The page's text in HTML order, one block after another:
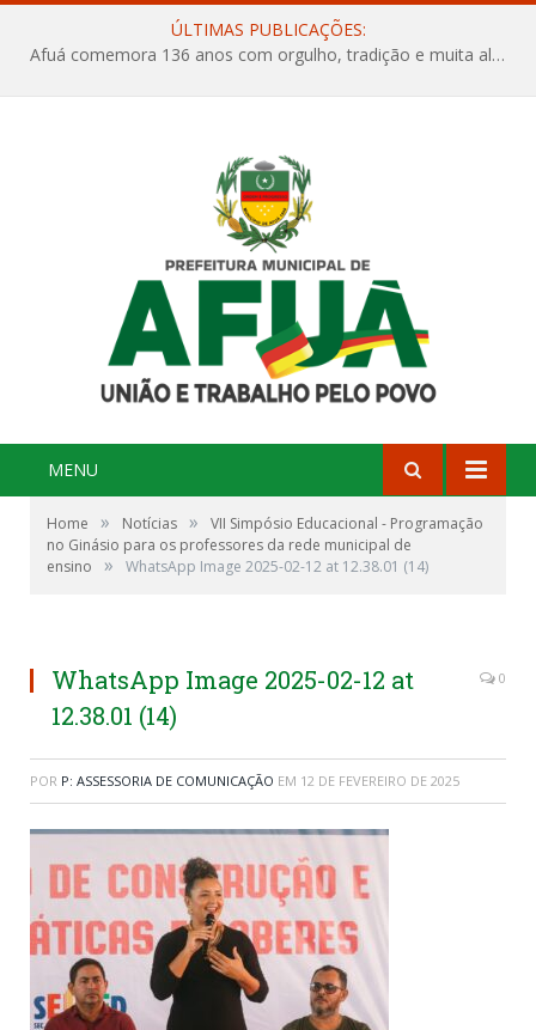
ÚLTIMAS PUBLICAÇÕES:
Afuá comemora 136 anos com orgulho, tradição e muita alegria na Quadra Dr. Nelson Salomão
MENU
Home » Notícias »
VII Simpósio Educacional - Programação
no Ginásio para os professores da rede municipal de
ensino
» WhatsApp Image 2025-02-12 at 12.38.01 (14)
WhatsApp Image 2025-02-12 at
12.38.01 (14)
0
POR P: ASSESSORIA DE COMUNICAÇÃO EM 12 DE FEVEREIRO DE 2025